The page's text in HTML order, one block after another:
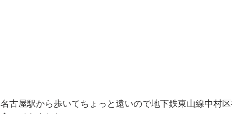
名古屋駅から歩いてちょっと遠いので地下鉄東山線中村